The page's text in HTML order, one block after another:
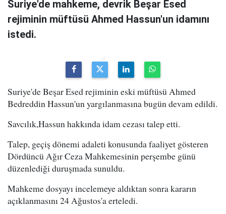
Suriye'de mahkeme, devrik Beşar Esed
rejiminin müftüsü Ahmed Hassun'un idamını
istedi.
Suriye'de Beşar Esed rejiminin eski müftüsü Ahmed
Bedreddin Hassun'un yargılanmasına bugün devam edildi.
Savcılık,Hassun hakkında idam cezası talep etti.
Talep, geçiş dönemi adaleti konusunda faaliyet gösteren
Dördüncü Ağır Ceza Mahkemesinin perşembe günü
düzenlediği duruşmada sunuldu.
Mahkeme dosyayı incelemeye aldıktan sonra kararın
açıklanmasını 24 Ağustos'a erteledi.